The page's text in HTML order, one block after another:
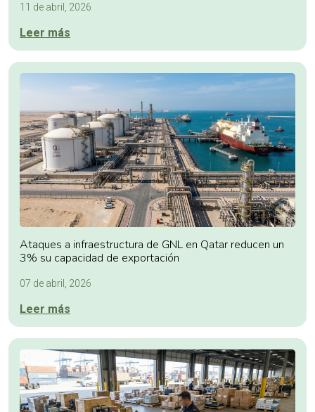
11 de abril, 2026
Leer más
Ataques a infraestructura de GNL en Qatar reducen un
3% su capacidad de exportación
07 de abril, 2026
Leer más